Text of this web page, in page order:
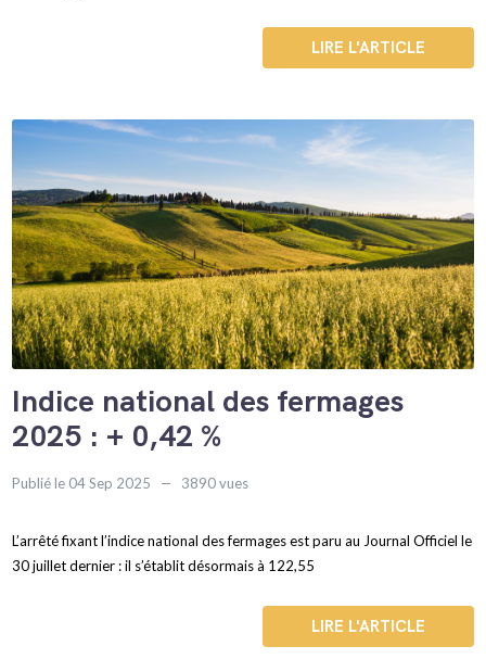
LIRE L'ARTICLE
Indice national des fermages
2025 : + 0,42 %
Publié le 04 Sep 2025 3890 vues
L’arrêté fixant l’indice national des fermages est paru au Journal Officiel le
30 juillet dernier : il s’établit désormais à 122,55
LIRE L'ARTICLE